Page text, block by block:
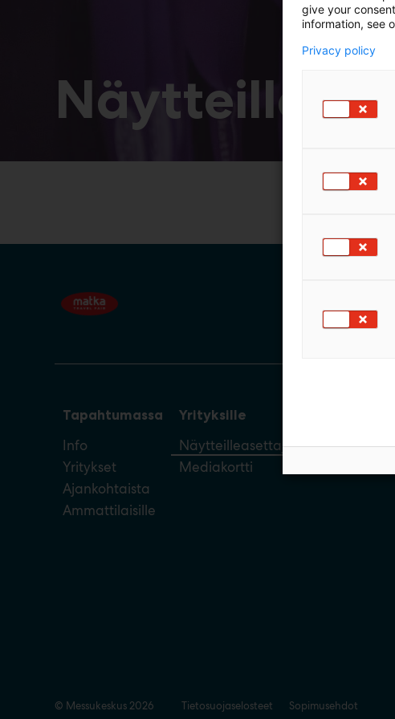
Tapahtumassa
Info
Yritykset
Ajankohtaista
Ammattilaisille
Yrityksille
Näytteilleasettajan opas
Mediakortti
© Messukeskus 2026 Tietosuojaselosteet Sopimusehdot
give your
information, see
Privacy policy